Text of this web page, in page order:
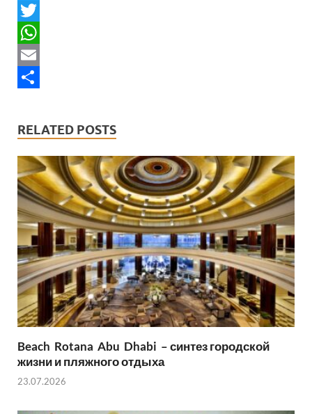
c
e
b
o
K
X
T
w
e
r
W
h
s
A
p
p
E
i
l
a
r
e
RELATED POSTS
Beach Rotana Abu Dhabi – синтез городской
жизни и пляжного отдыха
23.07.2026